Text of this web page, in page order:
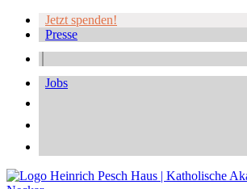
Jetzt spenden!
Presse
Jobs